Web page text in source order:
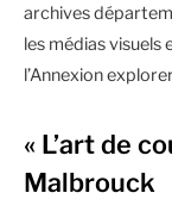
archives
les médias visuels
l’Annexion
« L’art de
Malbrouck